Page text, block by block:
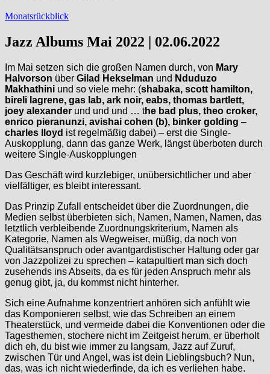
Monatsrückblick
Jazz Albums Mai 2022 | 02.06.2022
Im Mai setzen sich die großen Namen durch, von Mary
Halvorson über Gilad Hekselman und Nduduzo
Makhathini und so viele mehr: (shabaka, scott hamilton,
bireli lagrene, gas lab, ark noir, eabs, thomas bartlett,
joey alexander und und und … the bad plus, theo croker,
enrico pieranunzi, avishai cohen (b), binker golding –
charles lloyd ist regelmäßig dabei) – erst die Single-
Auskopplung, dann das ganze Werk, längst überboten durch
weitere Single-Auskopplungen
Das Geschäft wird kurzlebiger, unübersichtlicher und aber
vielfältiger, es bleibt interessant.
Das Prinzip Zufall entscheidet über die Zuordnungen, die
Medien selbst überbieten sich, Namen, Namen, Namen, das
letztlich verbleibende Zuordnungskriterium, Namen als
Kategorie, Namen als Wegweiser, müßig, da noch von
Qualitätsanspruch oder avantgardistischer Haltung oder gar
von Jazzpolizei zu sprechen – katapultiert man sich doch
zusehends ins Abseits, da es für jeden Anspruch mehr als
genug gibt, ja, du kommst nicht hinterher.
Sich eine Aufnahme konzentriert anhören sich anfühlt wie
das Komponieren selbst, wie das Schreiben an einem
Theaterstück, und vermeide dabei die Konventionen oder die
Tagesthemen, stochere nicht im Zeitgeist herum, er überholt
dich eh, du bist wie immer zu langsam, Jazz auf Zuruf,
zwischen Tür und Angel, was ist dein Lieblingsbuch? Nun,
das, was ich nicht wiederfinde, da ich es verliehen habe.